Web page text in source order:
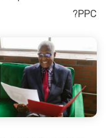
PPC?